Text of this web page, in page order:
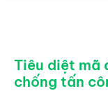
Tiêu diệt mã
chống tấn